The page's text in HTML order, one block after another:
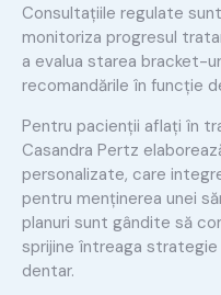
Consultațiile regulate
monitoriza progresul
a evalua starea bracket-
recomandările în funcție
Pentru pacienții aflați în
Casandra Pertz
personalizate, care
pentru menținerea unei
planuri sunt gândite să
sprijine întreaga
dentar.